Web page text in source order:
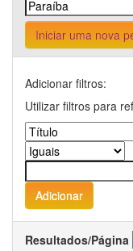
Iniciar uma nova
Adicionar filtros:
Utilizar filtros para
Resultados/Página